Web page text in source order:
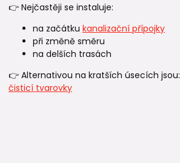
👉 Nejčastěji se instaluje:
na začátku kanalizační přípojky
při změně směru
na delších trasách
👉 Alternativou na kratších úsecích jsou:
čisticí tvarovky